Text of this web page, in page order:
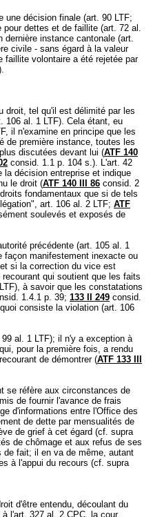
une décision finale (art. 90 LTF;
pour dettes et de faillite (art. 72 al.
dernière instance cantonale (art.
civile - sans égard à la valeur
faillite volontaire a été rejetée par
droit, tel qu'il est délimité par les
106 al. 1 LTF). Cela étant, eu
, il n'examine en principe que les
de première instance, toutes les
discutées devant lui (ATF 140
consid. 1.1 p. 104 s.). L'art. 42
décision entreprise et indique
le droit (ATF 140 III 86 consid. 2
fondamentaux que si de tels
art. 106 al. 2 LTF; ATF
soulevés et exposés de
précédente (art. 105 al. 1
manifestement inexacte ou
si la correction du vice est
recourant qui soutient que les faits
), à savoir que les constatations
1.4.1 p. 39; 133 II 249 consid.
consiste la violation (art. 106
al. 1 LTF); il n'y a exception à
pour la première fois, a rendu
de démontrer (ATF 133 III
se réfère aux circonstances de
de fournir l'avance de frais
d'informations entre l'Office des
de dette par mensualités de
de grief à cet égard (cf. supra
de chômage et aux refus de ses
de fait; il en va de même, autant
à l'appui du recours (cf. supra
d'être entendu, découlant du
à l'art. 327 al. 2 CPC, la cour